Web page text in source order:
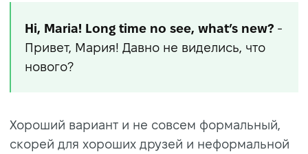
Hi, Maria! Long time no see, what’s new? -
Привет, Мария! Давно не виделись, что
нового?
Хороший вариант и не совсем формальный,
скорей для хороших друзей и неформальной